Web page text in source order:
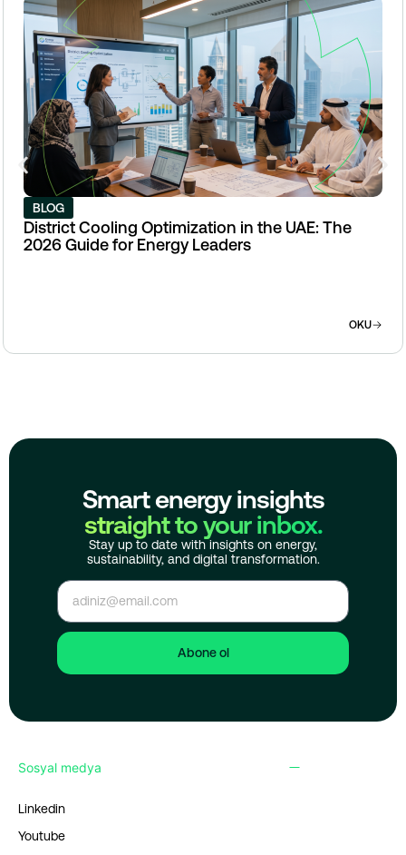
BLOG
District Cooling Optimization in the UAE: The
2026 Guide for Energy Leaders
OKU
Smart energy insights
straight to your inbox.
Stay up to date with insights on energy,
sustainability, and digital transformation.
Abone ol
Sosyal medya
Linkedin
Youtube